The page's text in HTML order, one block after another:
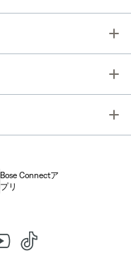
Bose Connectア
プリ